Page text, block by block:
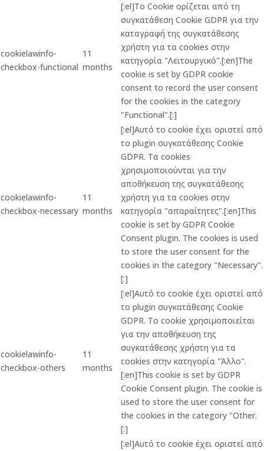
cookielawinfo-
checkbox-functional
11
months
[:el]Το Cookie ορίζεται από τη
συγκατάθεση Cookie GDPR για την
καταγραφή της συγκατάθεσης
χρήστη για τα cookies στην
κατηγορία "Λειτουργικό".[:en]The
cookie is set by GDPR cookie
consent to record the user consent
for the cookies in the category
"Functional".[:]
cookielawinfo-
checkbox-necessary
11
months
[:el]Αυτό το cookie έχει οριστεί από
το plugin συγκατάθεσης Cookie
GDPR. Τα cookies
χρησιμοποιούνται για την
αποθήκευση της συγκατάθεσης
χρήστη για τα cookies στην
κατηγορία "απαραίτητες".[:en]This
cookie is set by GDPR Cookie
Consent plugin. The cookies is used
to store the user consent for the
cookies in the category "Necessary".
[:]
cookielawinfo-
checkbox-others
11
months
[:el]Αυτό το cookie έχει οριστεί από
το plugin συγκατάθεσης Cookie
GDPR. Το cookie χρησιμοποιείται
για την αποθήκευση της
συγκατάθεσης χρήστη για τα
cookies στην κατηγορία "Άλλο".
[:en]This cookie is set by GDPR
Cookie Consent plugin. The cookie is
used to store the user consent for
the cookies in the category "Other.
[:]
[:el]Αυτό το cookie έχει οριστεί από